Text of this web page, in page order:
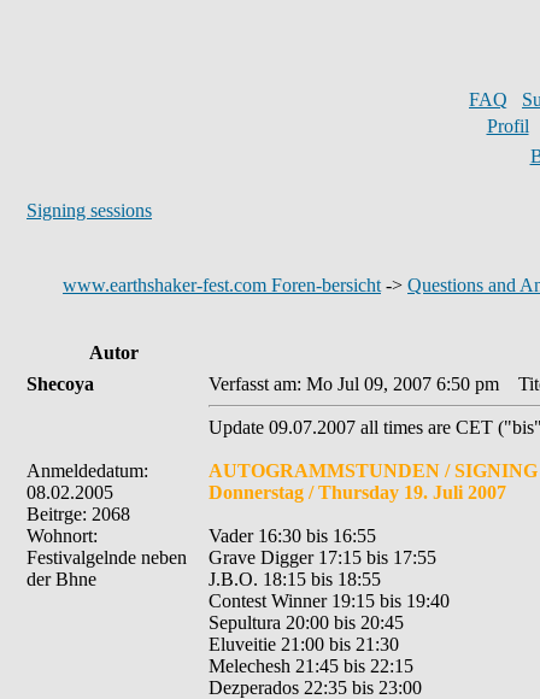
FAQ
Profil
Signing sessions
www.earthshaker-fest.com Foren-bersicht -> Questions and
Autor
Shecoya
Anmeldedatum:
08.02.2005
Beitrge: 2068
Wohnort:
Festivalgelnde neben
der Bhne
Verfasst am: Mo Jul 09, 2007 6:50 pm
Update 09.07.2007 all times are CET
AUTOGRAMMSTUNDEN / SIGNING
Donnerstag / Thursday 19. Juli 2007
Vader 16:30 bis 16:55
Grave Digger 17:15 bis 17:55
J.B.O. 18:15 bis 18:55
Contest Winner 19:15 bis 19:40
Sepultura 20:00 bis 20:45
Eluveitie 21:00 bis 21:30
Melechesh 21:45 bis 22:15
Dezperados 22:35 bis 23:00